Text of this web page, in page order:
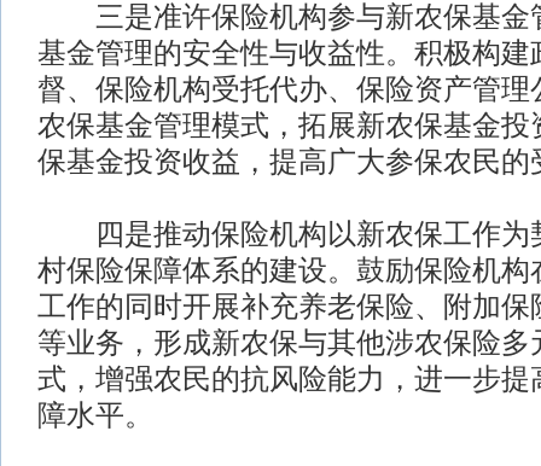
三是准许保险机构参与新农保基金
基金管理的安全性与收益性。积极构建
督、保险机构受托代办、保险资产管理
农保基金管理模式，拓展新农保基金投
保基金投资收益，提高广大参保农民的
四是推动保险机构以新农保工作为
村保险保障体系的建设。鼓励保险机构
工作的同时开展补充养老保险、附加保
等业务，形成新农保与其他涉农保险多
式，增强农民的抗风险能力，进一步提
障水平。